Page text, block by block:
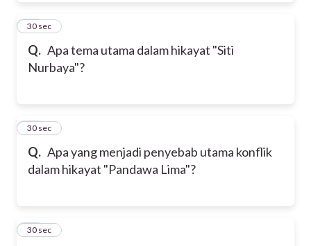
Q. Apa tema utama dalam hikayat "Siti
Nurbaya"?
12
30 sec
Q. Apa yang menjadi penyebab utama konflik
dalam hikayat "Pandawa Lima"?
13
30 sec
14
30 sec